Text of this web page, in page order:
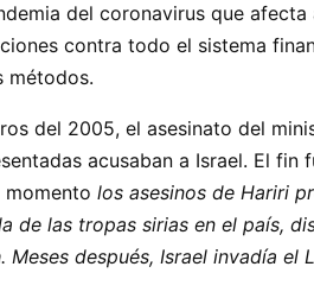
del coronavirus que
contra todo el sistema
métodos.
del 2005, el asesinato del
acusaban a Israel. El
momento los asesinos de Hariri
de las tropas sirias en el país,
después, Israel invadía